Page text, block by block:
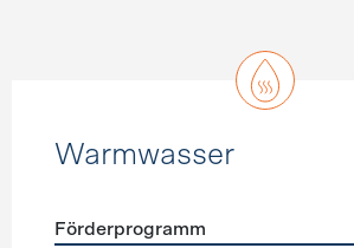
Warmwasser
Förderprogramm